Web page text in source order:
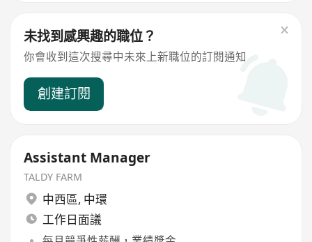
未找到感興趣的職位？
你會收到這次搜尋中未來上新職位的訂閱通知
創建訂閱
Assistant Manager
TALDY FARM
中西區, 中環
工作日面議